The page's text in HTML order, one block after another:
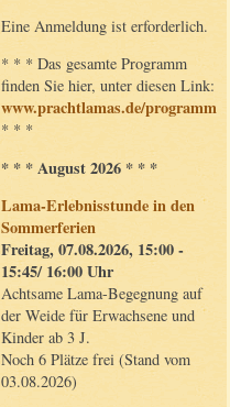
Eine Anmeldung ist erforderlich.
* * * Das gesamte Programm
finden Sie hier, unter diesen Link:
www.prachtlamas.de/programm
* * *
* * * August 2026 * * *
Lama-Erlebnisstunde in den
Sommerferien
Freitag, 07.08.2026, 15:00 -
15:45/ 16:00 Uhr
Achtsame Lama-Begegnung auf
der Weide für Erwachsene und
Kinder ab 3 J.
Noch 6 Plätze frei (Stand vom
03.08.2026)